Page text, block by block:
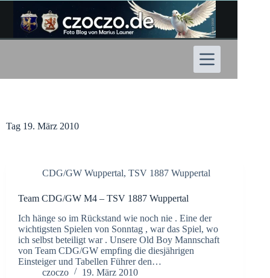
Inhalt
springen
Tag 19. März 2010
CDG/GW Wuppertal, TSV 1887 Wuppertal
Team CDG/GW M4 – TSV 1887 Wuppertal
Ich hänge so im Rückstand wie noch nie . Eine der
wichtigsten Spielen von Sonntag , war das Spiel, wo
ich selbst beteiligt war . Unsere Old Boy Mannschaft
von Team CDG/GW empfing die diesjährigen
Einsteiger und Tabellen Führer den…
czoczo
19. März 2010